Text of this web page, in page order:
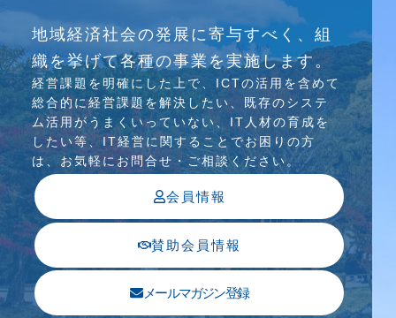
介護ソリューション研究会、WEB/SNS研究会を
行っています
地域経済社会の発展に寄与すべく、組
織を挙げて各種の事業を実施します。
経営課題を明確にした上で、ICTの活⽤を含めて
総合的に経営課題を解決したい、既存のシステ
ム活⽤がうまくいっていない、IT⼈材の育成を
したい等、IT経営に関することでお困りの⽅
は、お気軽にお問合せ・ご相談ください。
会員情報
賛助会員情報
メールマガジン登録